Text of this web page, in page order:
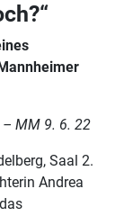
MM 9. 6. 22
Saal 2.
Andrea